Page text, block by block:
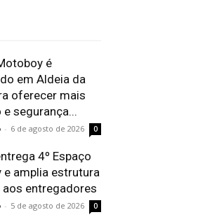
é
em Aldeia da
oferecer mais
segurança...
- 6 de agosto de 2026 0
4º Espaço
e amplia estrutura
aos entregadores
- 5 de agosto de 2026 0